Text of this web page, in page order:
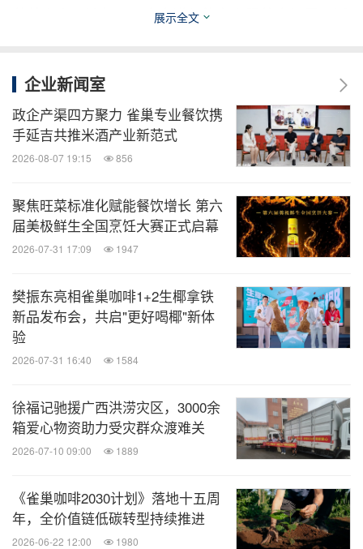
营养方案。让每一只室内猫都能在有限的空间里，活
（中国兽医协会兽医猫科专科医师、上海鹏峰宠物医
院院长李叶现场分享）
发布会上，"冠能非凡生命力星推官"张豆豆分享了自
己的科学养宠心得："作为一名运动员和教练，我深
知'非凡生命力'来自日复一日的科学训练与营养支
望通过科学喂养理念的传递，让更多宠主不再是'凭感
觉喂粮'的铲屎官，而是让每一只宠物都能健康、活
展示全文
企业新闻室
政企产渠四方聚力 雀巢专业餐饮携
手延吉共推米酒产业新范式
2026-08-07 19:15 856
聚焦旺菜标准化赋能餐饮增长 第六
届美极鲜生全国烹饪大赛正式启幕
2026-07-31 17:09 1947
樊振东亮相雀巢咖啡1+2生椰拿铁
新品发布会，共启"更好喝椰"新体
验
2026-07-31 16:40 1584
徐福记驰援广西洪涝灾区，3000余
箱爱心物资助力受灾群众渡难关
2026-07-10 09:00 1889
《雀巢咖啡2030计划》落地十五周
年，全价值链低碳转型持续推进
2026-06-22 12:00 1980